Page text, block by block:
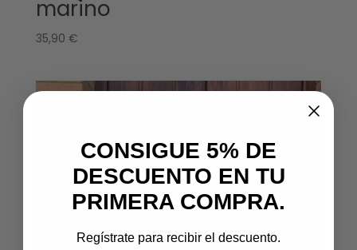
marino
35,90 €
CONSIGUE 5% DE
DESCUENTO EN TU
PRIMERA COMPRA.
Regístrate para recibir el descuento.